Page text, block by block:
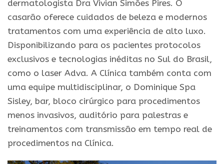
dermatologista Dra Vivian Simões Pires. O
casarão oferece cuidados de beleza e modernos
tratamentos com uma experiência de alto luxo.
Disponibilizando para os pacientes protocolos
exclusivos e tecnologias inéditas no Sul do Brasil,
como o laser Adva. A Clínica também conta com
uma equipe multidisciplinar, o Dominique Spa
Sisley, bar, bloco cirúrgico para procedimentos
menos invasivos, auditório para palestras e
treinamentos com transmissão em tempo real de
procedimentos na Clínica.